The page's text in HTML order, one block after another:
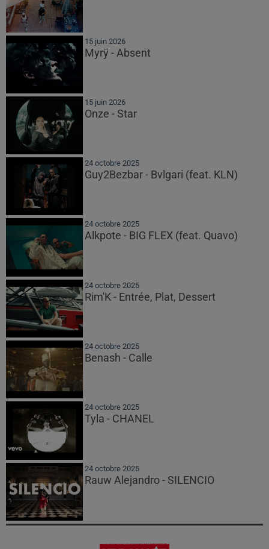
15 juin 2026
Myrÿ - Absent
15 juin 2026
Onze - Star
24 octobre 2025
Guy2Bezbar - Bvlgari (feat. KLN)
24 octobre 2025
Alkpote - BIG FLEX (feat. Quavo)
24 octobre 2025
Rim'K - Entrée, Plat, Dessert
24 octobre 2025
Benash - Calle
24 octobre 2025
Tyla - CHANEL
24 octobre 2025
Rauw Alejandro - SILENCIO